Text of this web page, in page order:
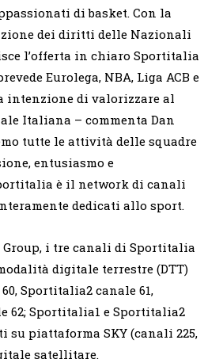
di basket. Con la
dei diritti delle Nazionali
l’offerta in chiaro Sportitalia
Eurolega, NBA, Liga ACB e
intenzione di valorizzare al
Italiana – commenta Dan
tutte le attività delle squadre
entusiasmo e
è il network di canali
dedicati allo sport.
i tre canali di Sportitalia
digitale terrestre (DTT)
Sportitalia2 canale 61,
62; Sportitalia1 e Sportitalia2
su piattaforma SKY (canali 225,
satellitare.